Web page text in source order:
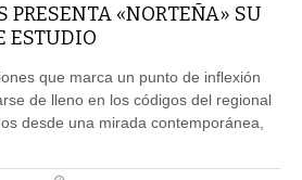
PRESENTA «NORTEÑA» SU
ESTUDIO
que marca un punto de inflexión
de lleno en los códigos del regional
desde una mirada contemporánea,